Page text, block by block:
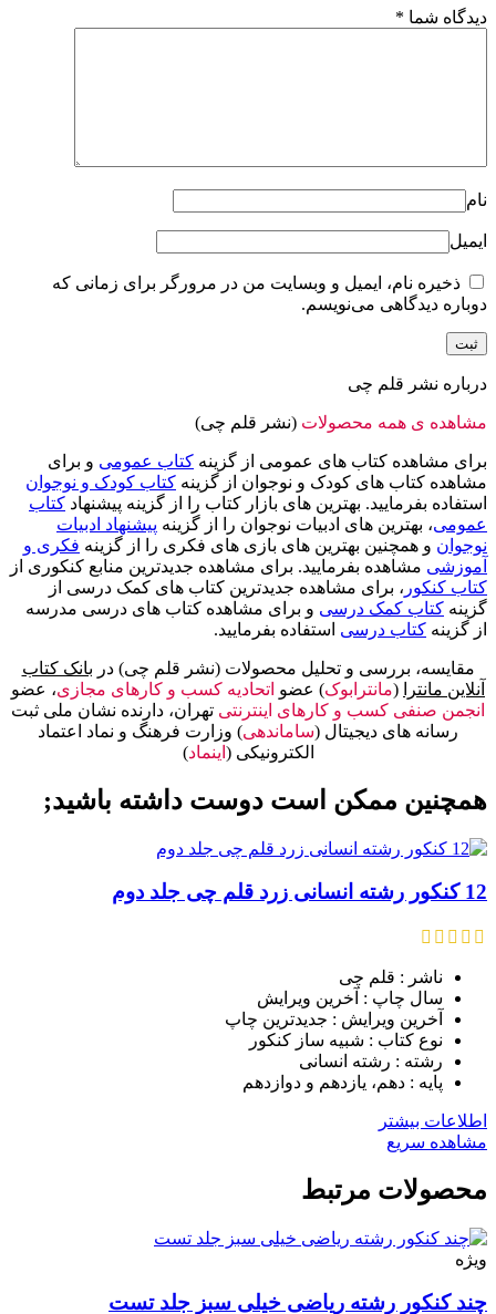
دیدگاه شما *
نام
ایمیل
ذخیره نام، ایمیل و وبسایت من در مرورگر برای زمانی که
دوباره دیدگاهی می‌نویسم.
درباره نشر قلم چی
مشاهده ی همه محصولات (نشر قلم چی)
برای مشاهده کتاب های عمومی از گزینه کتاب عمومی و برای
مشاهده کتاب های کودک و نوجوان از گزینه کتاب کودک و نوجوان
استفاده بفرمایید. بهترین های بازار کتاب را از گزینه پیشنهاد کتاب
عمومی، بهترین های ادبیات نوجوان را از گزینه پیشنهاد ادبیات
نوجوان و همچنین بهترین های بازی های فکری را از گزینه فکری و
آموزشی مشاهده بفرمایید. برای مشاهده جدیدترین منابع کنکوری از
کتاب کنکور ، برای مشاهده جدیدترین کتاب های کمک درسی از
گزینه کتاب کمک درسی و برای مشاهده کتاب های درسی مدرسه
از گزینه کتاب درسی استفاده بفرمایید.
مقایسه، بررسی و تحلیل محصولات (نشر قلم چی) در بانک کتاب
آنلاین مانترا
(مانترابوک) عضو اتحادیه کسب و کارهای مجازی، عضو
انجمن صنفی کسب و کارهای اینترنتی تهران، دارنده نشان ملی ثبت
رسانه های دیجیتال (ساماندهی) وزارت فرهنگ و نماد اعتماد
الکترونیکی ( اینماد)
همچنین ممکن است دوست داشته باشید;
12 کنکور رشته انسانی زرد قلم چی جلد دوم
ناشر : قلم چی
سال چاپ : آخرین ویرایش
آخرین ویرایش : جدیدترین چاپ
نوع کتاب : شبیه ساز کنکور
رشته : رشته انسانی
پایه : دهم، یازدهم و دوازدهم
اطلاعات بیشتر
مشاهده سریع
محصولات مرتبط
ویژه
چند کنکور رشته ریاضی خیلی سبز جلد تست